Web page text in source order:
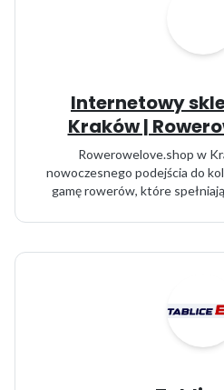
Internetowy
Kraków |
Rowerowelove.shop w
nowoczesnego podejścia do
gamę rowerów, które